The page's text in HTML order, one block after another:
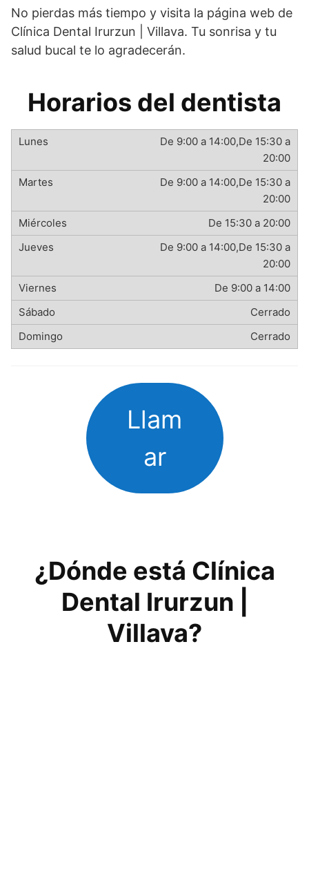
No pierdas más tiempo y visita la página web de
Clínica Dental Irurzun | Villava. Tu sonrisa y tu
salud bucal te lo agradecerán.
Horarios del dentista
De 9:00 a 14:00,De 15:30 a
20:00
De 9:00 a 14:00,De 15:30 a
20:00
De 15:30 a 20:00
De 9:00 a 14:00,De 15:30 a
20:00
De 9:00 a 14:00
Cerrado
Cerrado
Llam
ar
¿Dónde está Clínica
Dental Irurzun |
Villava?